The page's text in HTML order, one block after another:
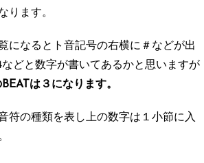
ります。
になるとト音記号の右横に＃などが出
どと数字が書いてあるかと思いますが
は３になります。
符の種類を表し上の数字は１小節に入